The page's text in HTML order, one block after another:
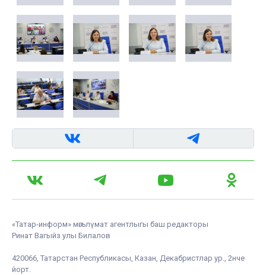
«Татар-информ» мәгълүмат агентлыгы баш редакторы
Ринат Вагыйз улы Билалов
420066, Татарстан Республикасы, Казан, Декабристлар ур., 2нче
йорт.